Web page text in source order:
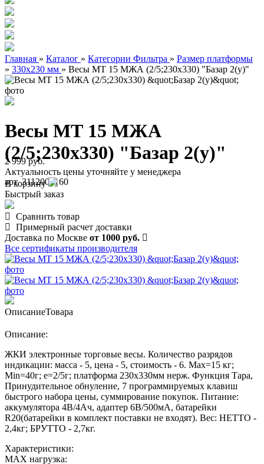
Главная » Каталог » Категории Фильтра » Размер платформы
» 330х230 мм » Весы МТ 15 МЖА (2/5;230х330) "Базар 2(у)"
Весы МТ 15 МЖА
(2/5;230х330) "Базар 2(у)"
арт. 3112000160
2 999 руб.
Актуальность цены уточняйте у менеджера
В корзину
Быстрый заказ
Сравнить товар
Примерный расчет доставки
Доставка по Москве от 1000 руб.
Все сертификаты производителя
ОписаниеТовара
Описание:
ЖКИ электронные торговые весы. Количество разрядов
индикации: масса - 5, цена - 5, стоимость - 6. Max=15 кг;
Min=40г; e=2/5г; платформа 230х330мм нерж. Функция Тара,
Принудительное обнуление, 7 программируемых клавиш
быстрого набора цены, суммирование покупок. Питание:
аккумулятора 4В/4Ач, адаптер 6В/500мА, батарейки
R20(батарейки в комплект поставки не входят). Вес: НЕТТО -
2,4кг; БРУТТО - 2,7кг.
Характеристики:
MAX нагрузка: